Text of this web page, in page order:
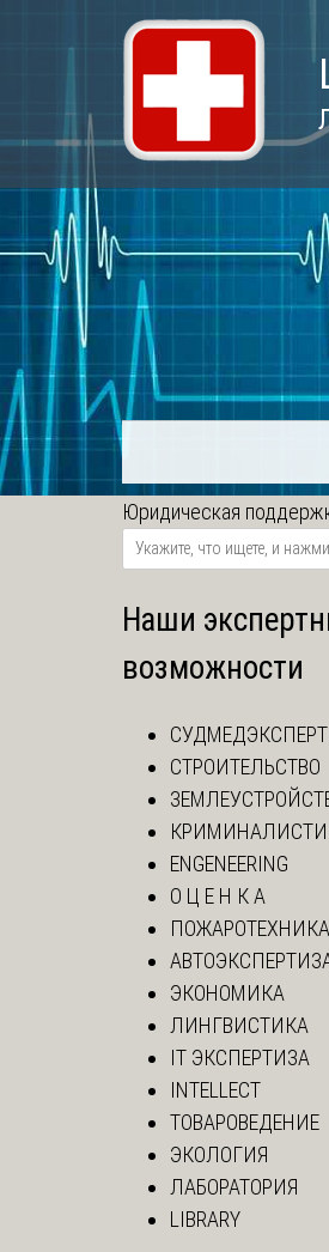
Юридическая
Наши
возможности
СТРОИТЕЛЬСТВО
ENGENEERING
О Ц Е Н К А
ПОЖАРОТЕХНИКА
ЭКОНОМИКА
ЛИНГВИСТИКА
IT ЭКСПЕРТИЗА
INTELLECT
ТОВАРОВЕДЕНИЕ
ЭКОЛОГИЯ
ЛАБОРАТОРИЯ
LIBRARY